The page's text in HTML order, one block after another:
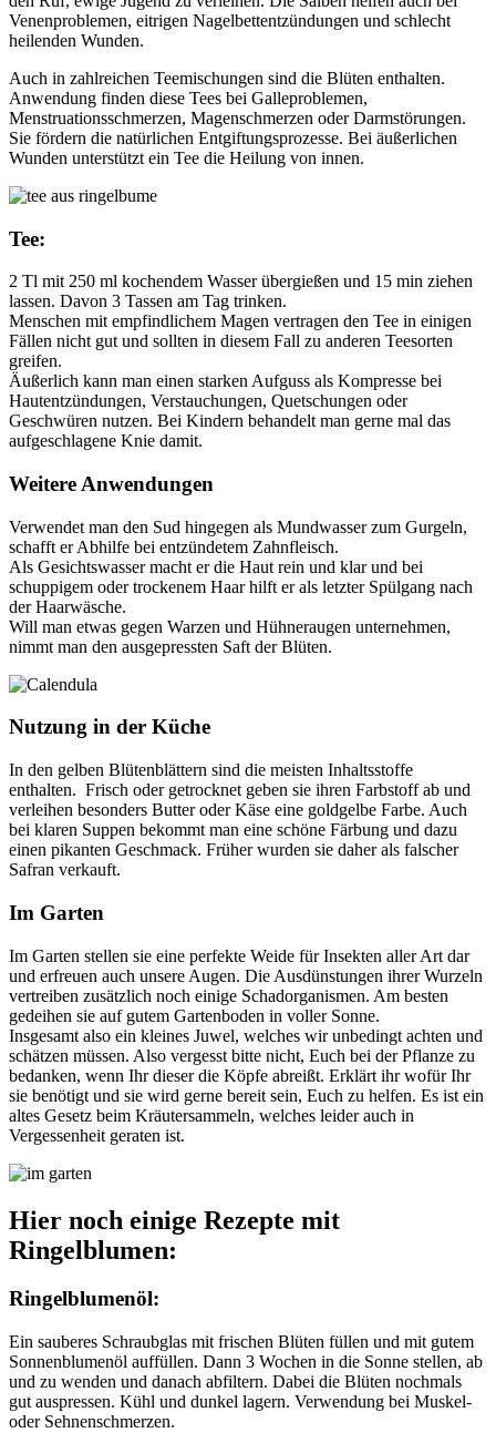
Venenproblemen, eitrigen Nagelbettentzündungen und schlecht
heilenden Wunden.
Auch in zahlreichen Teemischungen sind die Blüten enthalten.
Anwendung finden diese Tees bei Galleproblemen,
Menstruationsschmerzen, Magenschmerzen oder Darmstörungen.
Sie fördern die natürlichen Entgiftungsprozesse. Bei äußerlichen
Wunden unterstützt ein Tee die Heilung von innen.
Tee:
2 Tl mit 250 ml kochendem Wasser übergießen und 15 min ziehen
lassen. Davon 3 Tassen am Tag trinken.
Menschen mit empfindlichem Magen vertragen den Tee in einigen
Fällen nicht gut und sollten in diesem Fall zu anderen Teesorten
greifen.
Äußerlich kann man einen starken Aufguss als Kompresse bei
Hautentzündungen, Verstauchungen, Quetschungen oder
Geschwüren nutzen. Bei Kindern behandelt man gerne mal das
aufgeschlagene Knie damit.
Weitere Anwendungen
Verwendet man den Sud hingegen als Mundwasser zum Gurgeln,
schafft er Abhilfe bei entzündetem Zahnfleisch.
Als Gesichtswasser macht er die Haut rein und klar und bei
schuppigem oder trockenem Haar hilft er als letzter Spülgang nach
der Haarwäsche.
Will man etwas gegen Warzen und Hühneraugen unternehmen,
nimmt man den ausgepressten Saft der Blüten.
Nutzung in der Küche
In den gelben Blütenblättern sind die meisten Inhaltsstoffe
enthalten. Frisch oder getrocknet geben sie ihren Farbstoff ab und
verleihen besonders Butter oder Käse eine goldgelbe Farbe. Auch
bei klaren Suppen bekommt man eine schöne Färbung und dazu
einen pikanten Geschmack. Früher wurden sie daher als falscher
Safran verkauft.
Im Garten
Im Garten stellen sie eine perfekte Weide für Insekten aller Art dar
und erfreuen auch unsere Augen. Die Ausdünstungen ihrer Wurzeln
vertreiben zusätzlich noch einige Schadorganismen. Am besten
gedeihen sie auf gutem Gartenboden in voller Sonne.
Insgesamt also ein kleines Juwel, welches wir unbedingt achten und
schätzen müssen. Also vergesst bitte nicht, Euch bei der Pflanze zu
bedanken, wenn Ihr dieser die Köpfe abreißt. Erklärt ihr wofür Ihr
sie benötigt und sie wird gerne bereit sein, Euch zu helfen. Es ist ein
altes Gesetz beim Kräutersammeln, welches leider auch in
Vergessenheit geraten ist.
Hier noch einige Rezepte mit
Ringelblumen:
Ringelblumenöl:
Ein sauberes Schraubglas mit frischen Blüten füllen und mit gutem
Sonnenblumenöl auffüllen. Dann 3 Wochen in die Sonne stellen, ab
und zu wenden und danach abfiltern. Dabei die Blüten nochmals
gut auspressen. Kühl und dunkel lagern. Verwendung bei Muskel-
oder Sehnenschmerzen.